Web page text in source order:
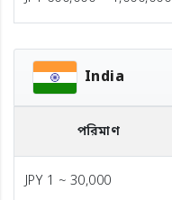
India
পরিমাণ
JPY 1 ~ 30,000